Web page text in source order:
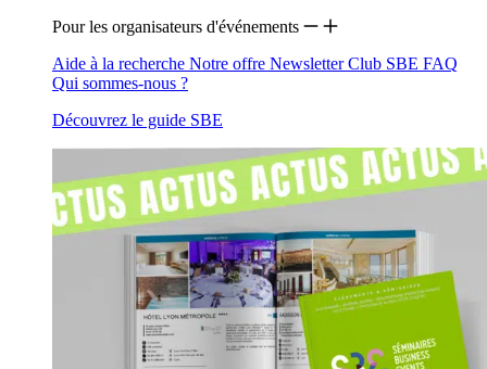
Pour les organisateurs d'événements
Aide à la recherche Notre offre NewsletterClub SBE FAQ
Qui sommes-nous ?
Découvrez le guide SBE